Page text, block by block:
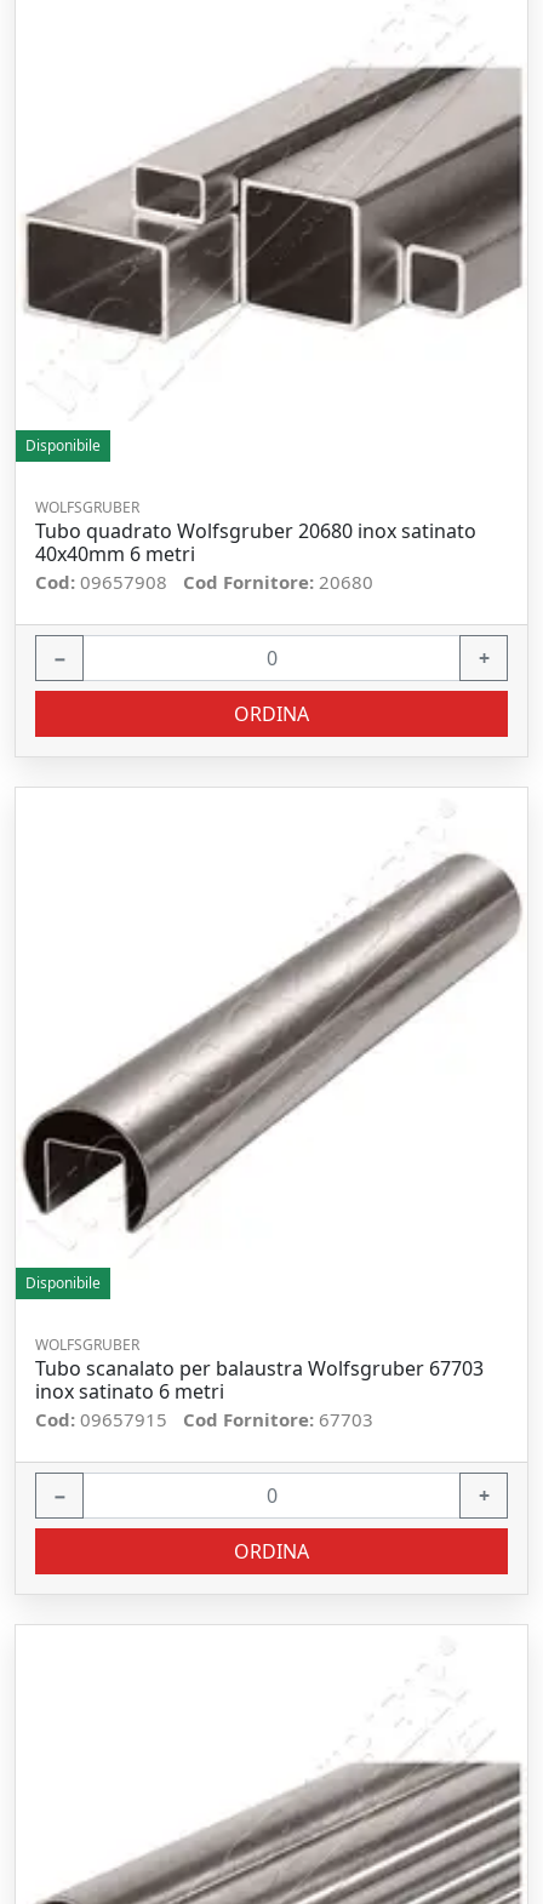
Disponibile
WOLFSGRUBER
Tubo quadrato Wolfsgruber 20680 inox satinato
40x40mm 6 metri
Cod: 09657908 Cod Fornitore: 20680
− +
ORDINA
Disponibile
WOLFSGRUBER
Tubo scanalato per balaustra Wolfsgruber 67703
inox satinato 6 metri
Cod: 09657915 Cod Fornitore: 67703
− +
ORDINA